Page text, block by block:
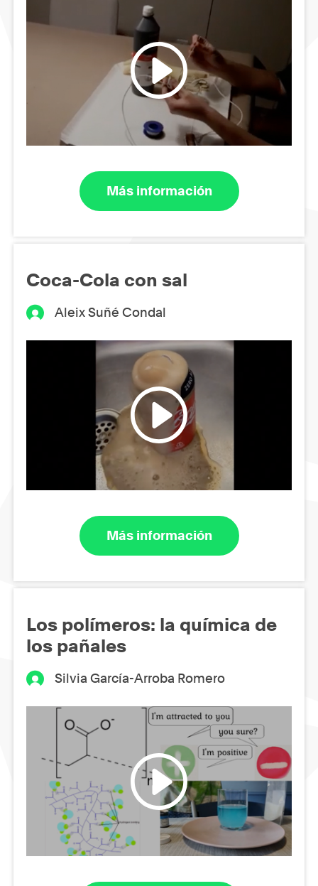
Más información
Coca-Cola con sal
Aleix Suñé Condal
Más información
Los polímeros: la química de
los pañales
Silvia García-Arroba Romero